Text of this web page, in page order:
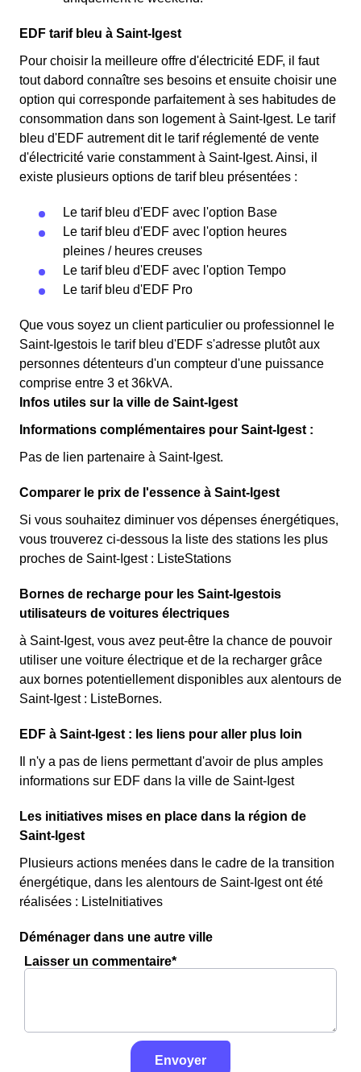
EDF tarif bleu à Saint-Igest
Pour choisir la meilleure offre d'électricité EDF, il faut
tout dabord connaître ses besoins et ensuite choisir une
option qui corresponde parfaitement à ses habitudes de
consommation dans son logement à Saint-Igest. Le tarif
bleu d'EDF autrement dit le tarif réglementé de vente
d'électricité varie constamment à Saint-Igest. Ainsi, il
existe plusieurs options de tarif bleu présentées :
Le tarif bleu d'EDF avec l'option Base
Le tarif bleu d'EDF avec l'option heures
pleines / heures creuses
Le tarif bleu d'EDF avec l'option Tempo
Le tarif bleu d'EDF Pro
Que vous soyez un client particulier ou professionnel le
Saint-Igestois le tarif bleu d'EDF s'adresse plutôt aux
personnes détenteurs d'un compteur d'une puissance
comprise entre 3 et 36kVA.
Infos utiles sur la ville de Saint-Igest
Informations complémentaires pour Saint-Igest :
Pas de lien partenaire à Saint-Igest.
Comparer le prix de l'essence à Saint-Igest
Si vous souhaitez diminuer vos dépenses énergétiques,
vous trouverez ci-dessous la liste des stations les plus
proches de Saint-Igest : ListeStations
Bornes de recharge pour les Saint-Igestois
utilisateurs de voitures électriques
à Saint-Igest, vous avez peut-être la chance de pouvoir
utiliser une voiture électrique et de la recharger grâce
aux bornes potentiellement disponibles aux alentours de
Saint-Igest : ListeBornes.
EDF à Saint-Igest : les liens pour aller plus loin
Il n'y a pas de liens permettant d'avoir de plus amples
informations sur EDF dans la ville de Saint-Igest
Les initiatives mises en place dans la région de
Saint-Igest
Plusieurs actions menées dans le cadre de la transition
énergétique, dans les alentours de Saint-Igest ont été
réalisées : ListeInitiatives
Déménager dans une autre ville
Laisser un commentaire*
Envoyer